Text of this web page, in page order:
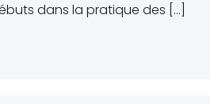
dans la pratique des […]